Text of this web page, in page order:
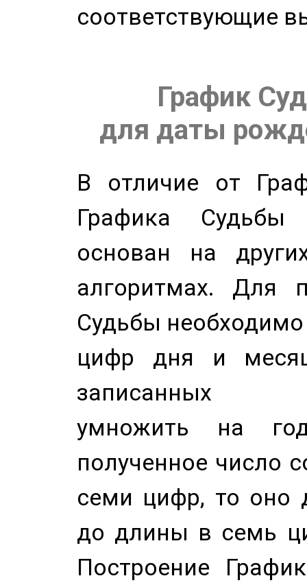
соответствующие
График
для даты
В отличие от
Графика
основан на
алгоритмах. Для
Судьбы
цифр дня и
записанных
умножить на
полученное число
семи цифр, то оно
до длины в семь
Построение